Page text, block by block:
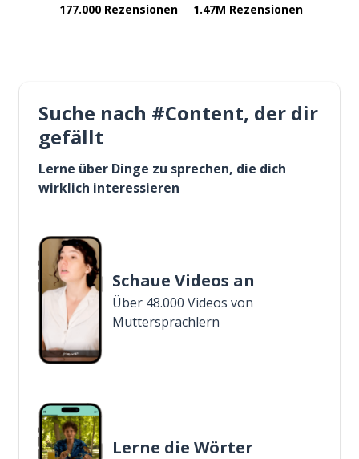
177.000 Rezensionen 1.47M Rezensionen
Suche nach #Content, der dir
gefällt
Lerne über Dinge zu sprechen, die dich
wirklich interessieren
Schaue Videos an
Über 48.000 Videos von
Muttersprachlern
Lerne die Wörter